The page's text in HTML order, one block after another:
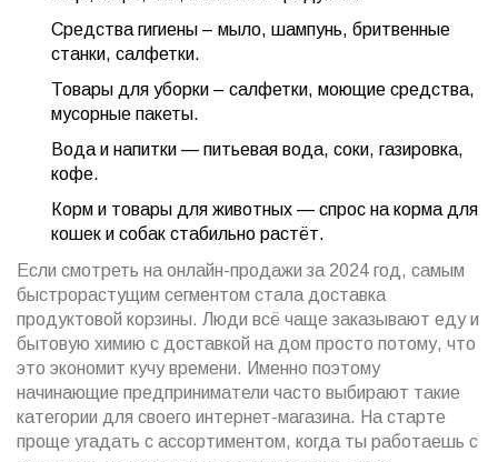
Средства гигиены – мыло, шампунь, бритвенные
станки, салфетки.
Товары для уборки – салфетки, моющие средства,
мусорные пакеты.
Вода и напитки — питьевая вода, соки, газировка,
кофе.
Корм и товары для животных — спрос на корма для
кошек и собак стабильно растёт.
Если смотреть на онлайн-продажи за 2024 год, самым
быстрорастущим сегментом стала доставка
продуктовой корзины. Люди всё чаще заказывают еду и
бытовую химию с доставкой на дом просто потому, что
это экономит кучу времени. Именно поэтому
начинающие предприниматели часто выбирают такие
категории для своего интернет-магазина. На старте
проще угадать с ассортиментом, когда ты работаешь с